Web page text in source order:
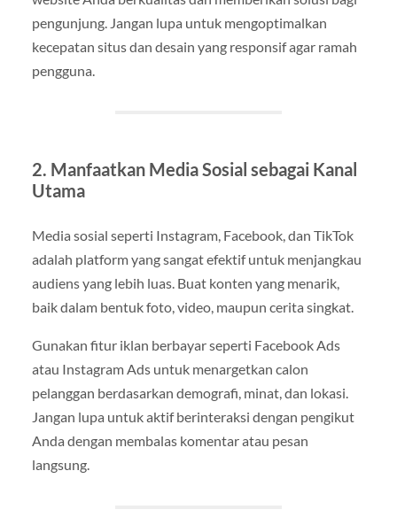
pengunjung. Jangan lupa untuk mengoptimalkan
kecepatan situs dan desain yang responsif agar ramah
pengguna.
2. Manfaatkan Media Sosial sebagai Kanal
Utama
Media sosial seperti Instagram, Facebook, dan TikTok
adalah platform yang sangat efektif untuk menjangkau
audiens yang lebih luas. Buat konten yang menarik,
baik dalam bentuk foto, video, maupun cerita singkat.
Gunakan fitur iklan berbayar seperti Facebook Ads
atau Instagram Ads untuk menargetkan calon
pelanggan berdasarkan demografi, minat, dan lokasi.
Jangan lupa untuk aktif berinteraksi dengan pengikut
Anda dengan membalas komentar atau pesan
langsung.